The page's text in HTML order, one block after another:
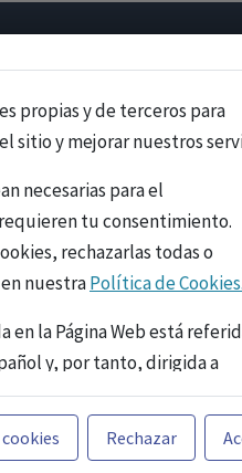
propias y de terceros para
sitio y mejorar nuestros
necesarias para el
tu consentimiento.
rechazarlas todas o
nuestraPolítica de Cookies.
en la Página Web está
y, por tanto, dirigida a
facultados para
con ejercicio
técnica de los fármacos se
Rechazar